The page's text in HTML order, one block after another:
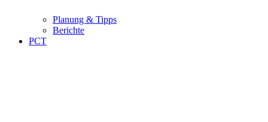
Planung & Tipps
Berichte
PCT